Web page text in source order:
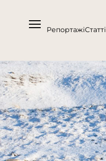
Про нас
Підтримати
Команда
Контакти
Співпраця
РепортажіСтатті